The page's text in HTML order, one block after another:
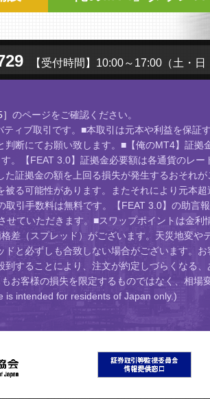
【受付時間】10:00～17:00 （土・
のページをご確認ください。
ィブ取引です。■本取引は元本や利益を保
断にてお願い致します。■【俺のMT4】証
。【FEAT 3.0】証拠金必要額は各通貨のレ
証拠金の額を上回る損失が発生するおそれ
る可能性があります。またそれにより元本
引手数料は無料です。【FEAT 3.0】の助
ていただきます。■スワップポイントは金
差（スプレッド）がございます。天災地変
と必ずしも合致しない場合がございます。
することにより、注文が約定しづらくなる
お客様の損失を限定するものではなく、相
is intended for residents of Japan only.)